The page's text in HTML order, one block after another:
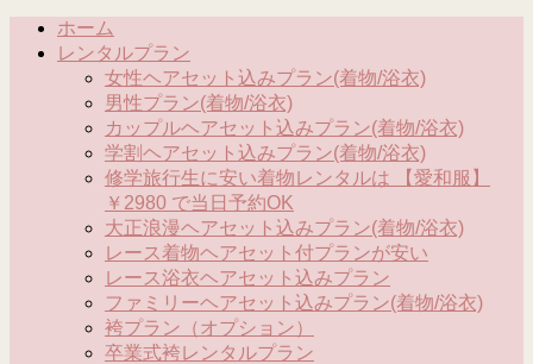
ホーム
レンタルプラン
女性ヘアセット込みプラン(着物/浴衣)
男性プラン(着物/浴衣)
カップルヘアセット込みプラン(着物/浴衣)
学割ヘアセット込みプラン(着物/浴衣)
修学旅行生に安い着物レンタルは 【愛和服】
￥2980 で当日予約OK
大正浪漫ヘアセット込みプラン(着物/浴衣)
レース着物ヘアセット付プランが安い
レース浴衣ヘアセット込みプラン
ファミリーヘアセット込みプラン(着物/浴衣)
袴プラン（オプション）
卒業式袴レンタルプラン